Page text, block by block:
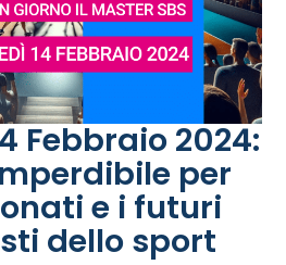
Febbraio 2024:
per
e i futuri
dello sport